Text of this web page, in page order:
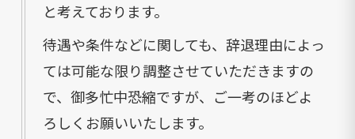
と考えております。
待遇や条件などに関しても、辞退理由によっ
ては可能な限り調整させていただきますの
で、御多忙中恐縮ですが、ご一考のほどよ
ろしくお願いいたします。